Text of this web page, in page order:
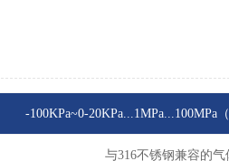
-100KPa~0-20KPa...1MPa...100MPa
与316不锈钢兼容的